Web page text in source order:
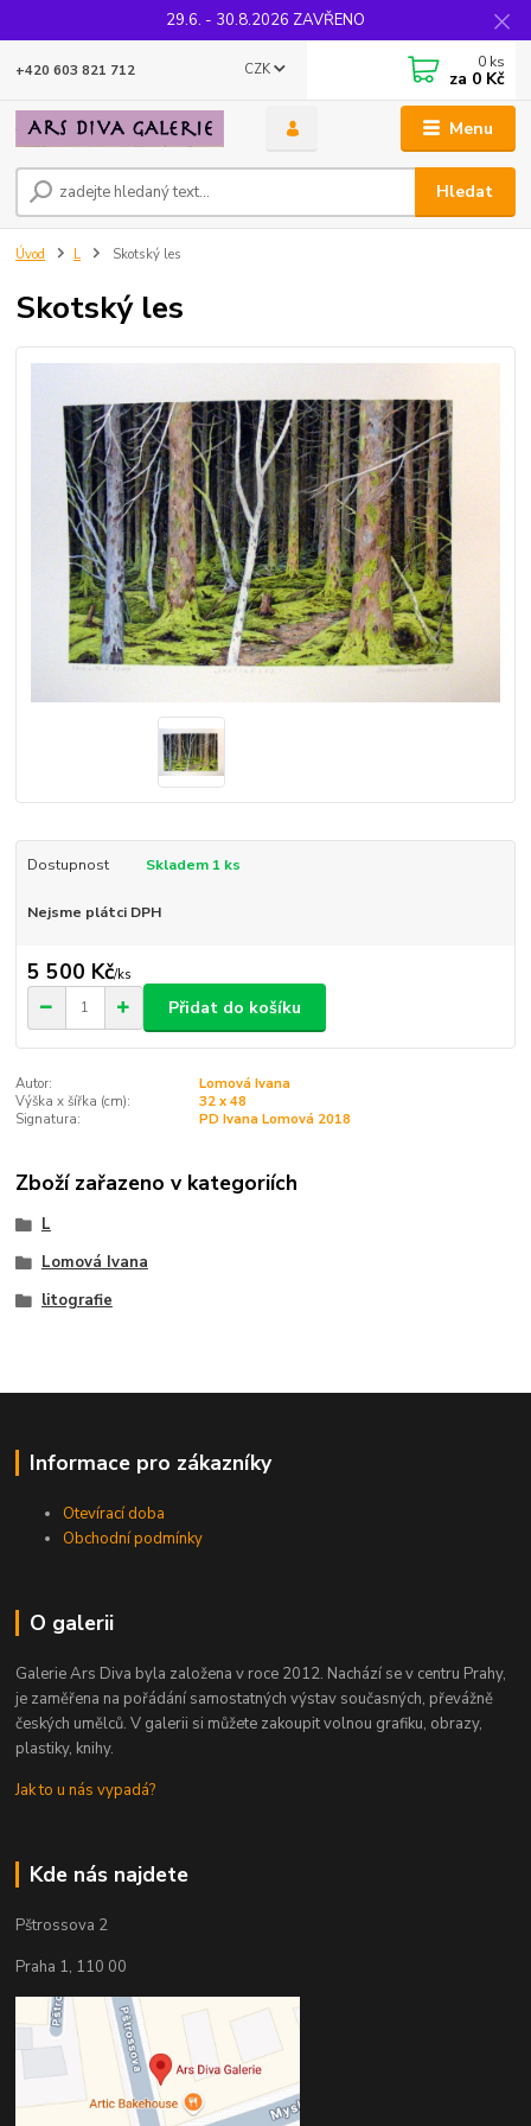
29.6. - 30.8.2026 ZAVŘENO
Menu
CZK
Hledat
+420 603 821 712 0 ks
za 0 Kč
Úvod L Skotský les
Skotský les
Dostupnost Skladem 1 ks
Nejsme plátci DPH
5 500 Kč/ks
Přidat do košíku
Autor:
Lomová Ivana
Výška x šířka (cm):
32 x 48
Signatura:
PD Ivana Lomová 2018
Zboží zařazeno v kategoriích
L
Lomová Ivana
litografie
Informace pro zákazníky
Otevírací doba
Obchodní podmínky
O galerii
Galerie Ars Diva byla založena v roce 2012. Nachází se v centru Prahy,
je zaměřena na pořádání samostatných výstav současných, převážně
českých umělců. V galerii si můžete zakoupit volnou grafiku, obrazy,
plastiky, knihy.
Jak to u nás vypadá?
Kde nás najdete
Pštrossova 2
Praha 1, 110 00